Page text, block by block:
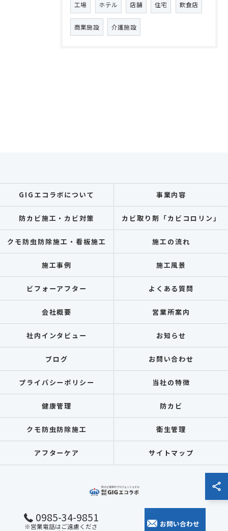
工場 ホテル 店舗 住宅 飲食店
商業施設 介護施設
0985-34-9851
※営業電話はご遠慮くださ お問い合わせ
GIGエコラボについて 事業内容
防カビ施工・カビ対策 カビ取り剤「カビコロリン」
クモ防虫防除施工・看板施工 施工の流れ
施工事例 施工風景
ビフォーアフター よくある質問
会社概要 営業所案内
社内インタビュー お知らせ
ブログ お問い合わせ
プライバシーポリシー 当社の特徴
健康管理 防カビ
クモ防虫防除施工 衛生管理
アフターケア サイトマップ
© 2026 全国各地のカビ取りなら株式会社GIGエコラボ ALL RIGHTS RESERVED.